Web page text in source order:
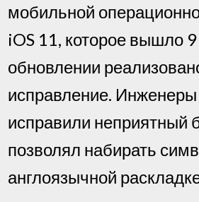
мобильной
iOS 11, которое вышло
обновлении
исправление.
исправили неприятный
позволял набирать
англоязычной